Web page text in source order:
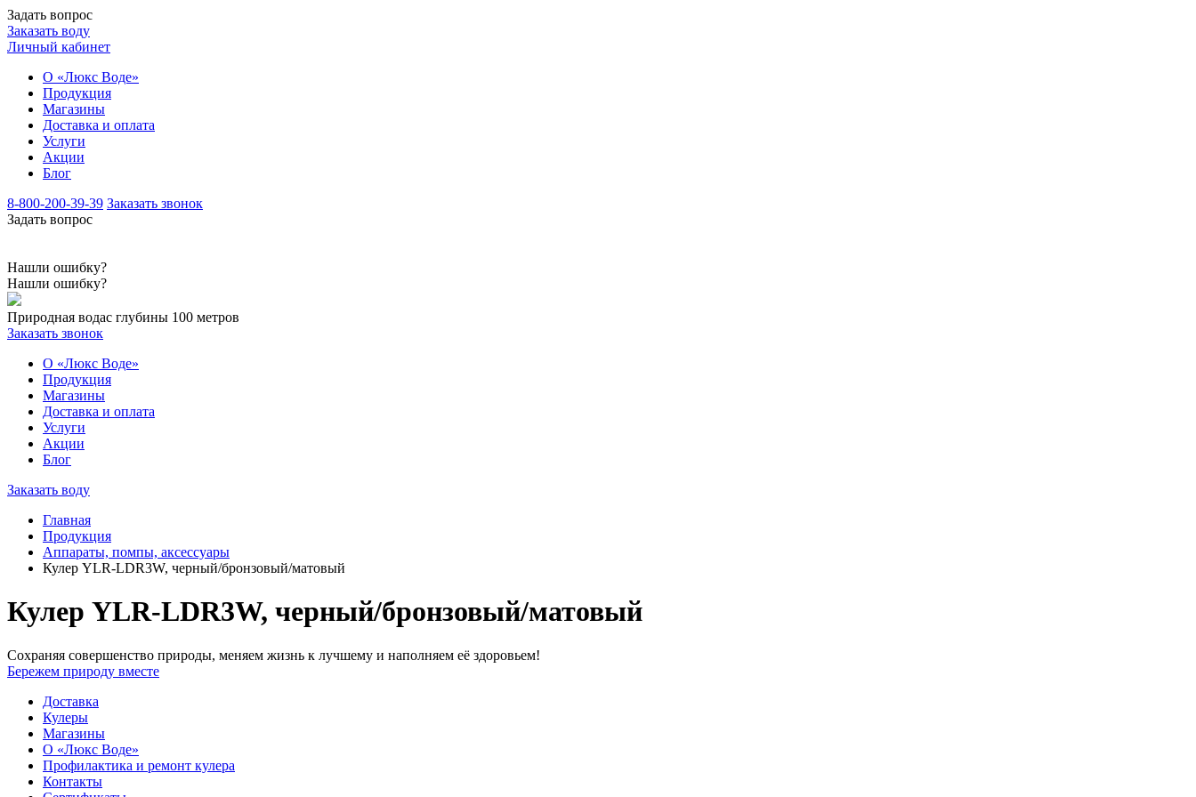
Задать вопрос
Заказать воду
Личный кабинет
О «Люкс Воде»
Продукция
Магазины
Доставка и оплата
Услуги
Акции
Блог
8-800-200-39-39 Заказать звонок
Задать вопрос
Нашли ошибку?
Нашли ошибку?
Природная водас глубины 100 метров
Заказать звонок
О «Люкс Воде»
Продукция
Магазины
Доставка и оплата
Услуги
Акции
Блог
Заказать воду
Главная
Продукция
Аппараты, помпы, аксессуары
Кулер YLR-LDR3W, черный/бронзовый/матовый
Кулер YLR-LDR3W, черный/бронзовый/матовый
Сохраняя совершенство природы, меняем жизнь к лучшему и наполняем её здоровьем!
Бережем природу вместе
Доставка
Кулеры
Магазины
О «Люкс Воде»
Профилактика и ремонт кулера
Контакты